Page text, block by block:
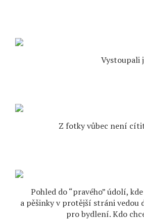
Vystoupali
Z fotky vůbec není
Pohled do “pravého” údolí,
a pěšinky v protější stráni vedou
pro bydlení. Kdo